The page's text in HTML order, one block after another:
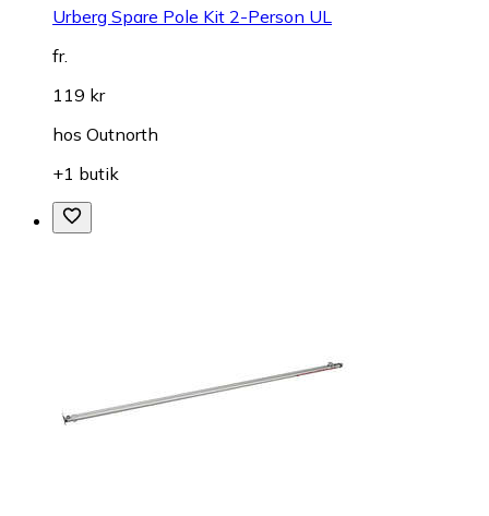
Urberg Spare Pole Kit 2-Person UL
fr.
119 kr
hos Outnorth
+1 butik